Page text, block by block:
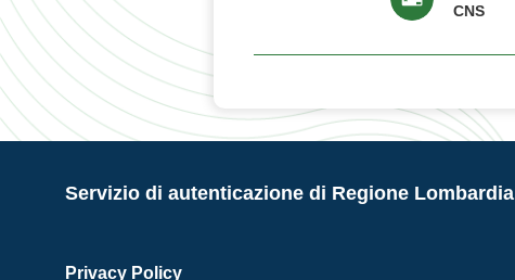
CNS
Servizio di autenticazione di Regione Lombardia
Privacy Policy